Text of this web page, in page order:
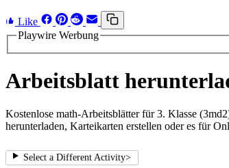
Like
Playwire Werbung
Arbeitsblatt
Kostenlose math-Arbeitsblätter für 3. Klasse
herunterladen, Karteikarten erstellen oder es für
Select a Different Activity>